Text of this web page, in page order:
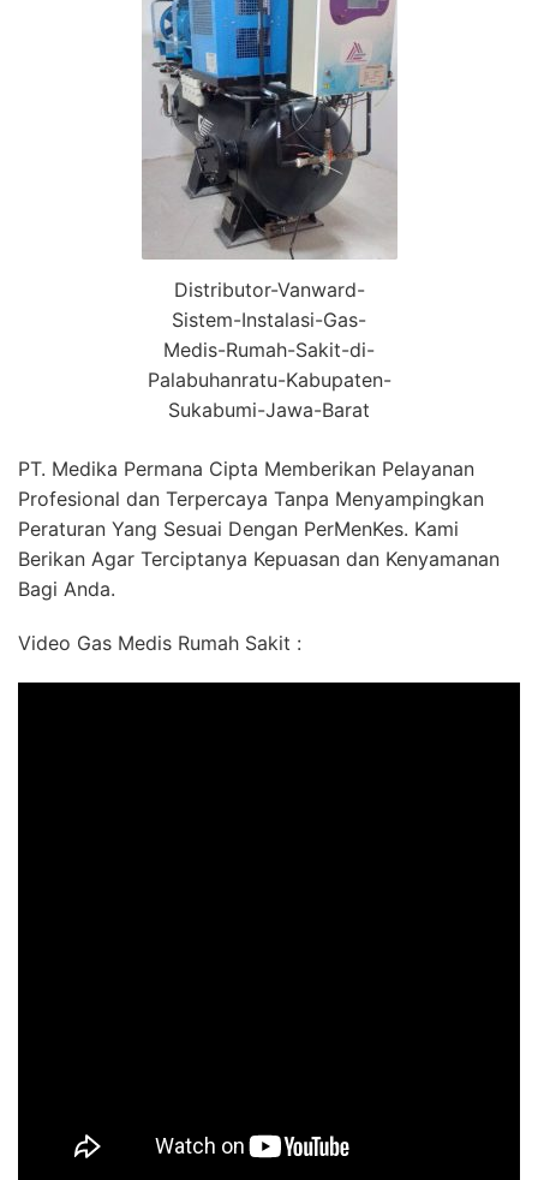
Distributor-Vanward-
Sistem-Instalasi-Gas-
Medis-Rumah-Sakit-di-
Palabuhanratu-Kabupaten-
Sukabumi-Jawa-Barat
PT. Medika Permana Cipta Memberikan Pelayanan
Profesional dan Terpercaya Tanpa Menyampingkan
Peraturan Yang Sesuai Dengan PerMenKes. Kami
Berikan Agar Terciptanya Kepuasan dan Kenyamanan
Bagi Anda.
Video Gas Medis Rumah Sakit :